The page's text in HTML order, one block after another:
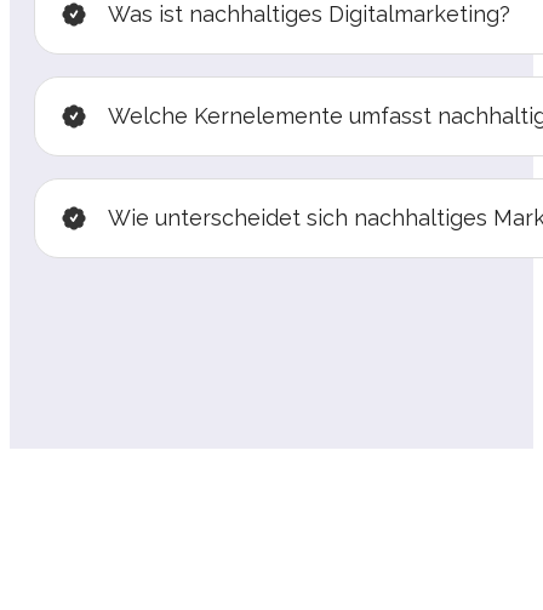
Was ist nachhaltiges Digitalmarketing?
Welche Kernelemente umfasst
Wie unterscheidet sich nachhaltiges